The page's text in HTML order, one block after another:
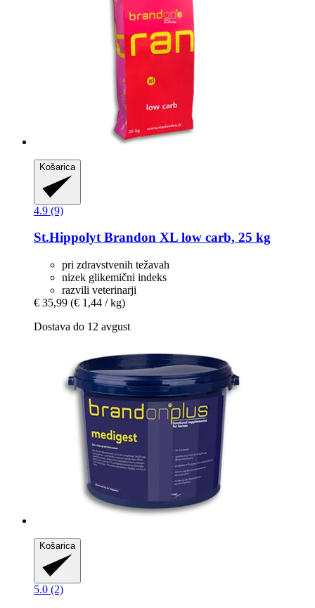
Košarica
4.9 (9)
St.HippolytBrandon XL low carb, 25 kg
pri zdravstvenih težavah
nizek glikemični indeks
razvili veterinarji
€ 35,99 (€ 1,44 / kg)
Dostava do 12 avgust
Košarica
5.0 (2)